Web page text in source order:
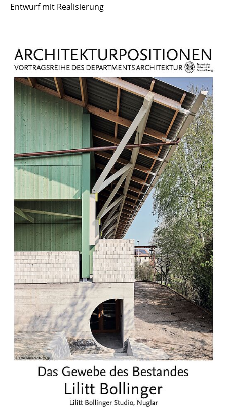
Entwurf mit Realisierung